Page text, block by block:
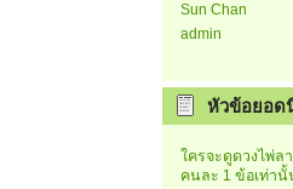
Sun Chan
admin
หัวข้อยอด
ใครจะดูดวงไพ่ล
คนละ 1 ข้อเท่านั้